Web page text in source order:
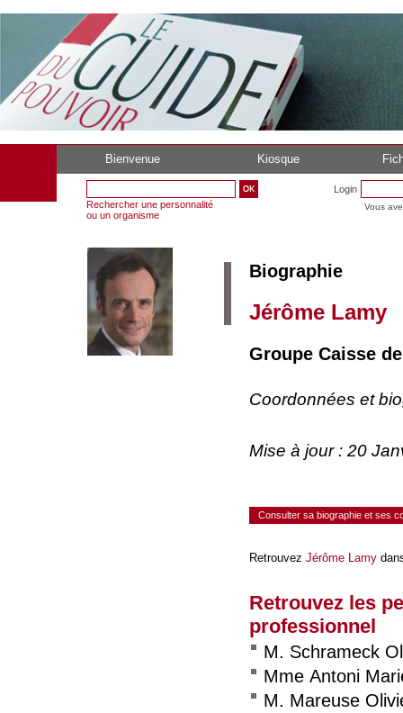
Bienvenue Kiosque
Rechercher une personnalité
ou un organisme
Login
Vous
Biographie
Jérôme Lamy
Groupe Caisse
Coordonnées et
Mise à jour : 20
Consulter sa biographie et ses
Retrouvez Jérôme Lamy
Retrouvez les
professionnel
M. Schrameck
Mme Antoni
M. Mareuse